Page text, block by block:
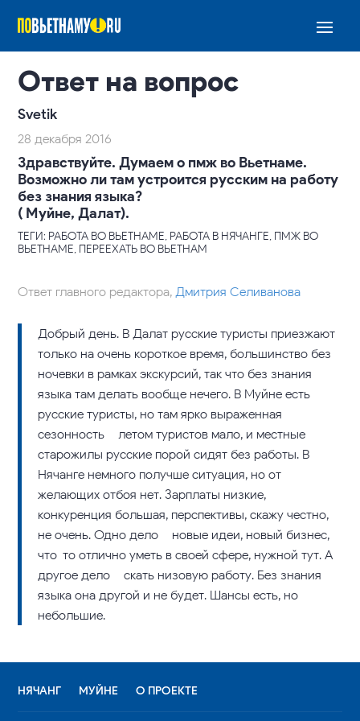
Ответ на вопрос
Svetik
28 декабря 2016
Здравствуйте. Думаем о пмж во Вьетнаме.
Возможно ли там устроится русским на работу
без знания языка?
( Муйне, Далат).
ТЕГИ: РАБОТА ВО ВЬЕТНАМЕ, РАБОТА В НЯЧАНГЕ, ПМЖ ВО
ВЬЕТНАМЕ, ПЕРЕЕХАТЬ ВО ВЬЕТНАМ
Ответ главного редактора,Дмитрия Селиванова
Добрый день. В Далат русские туристы приезжают
только на очень короткое время, большинство без
ночевки в рамках экскурсий, так что без знания
языка там делать вообще нечего. В Муйне есть
русские туристы, но там ярко выраженная
сезонность – летом туристов мало, и местные
старожилы русские порой сидят без работы. В
Нячанге немного получше ситуация, но от
желающих отбоя нет. Зарплаты низкие,
конкуренция большая, перспективы, скажу честно,
не очень. Одно дело – новые идеи, новый бизнес,
что-то отлично уметь в своей сфере, нужной тут. А
другое дело – скать низовую работу. Без знания
языка она другой и не будет. Шансы есть, но
небольшие.
НЯЧАНГ МУЙНЕ О ПРОЕКТЕ